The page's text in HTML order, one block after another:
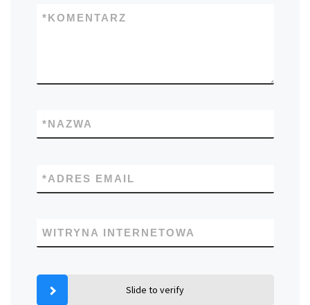
KOMENTARZ
*
NAZWA
*
ADRES EMAIL
*
WITRYNA INTERNETOWA
Slide to verify